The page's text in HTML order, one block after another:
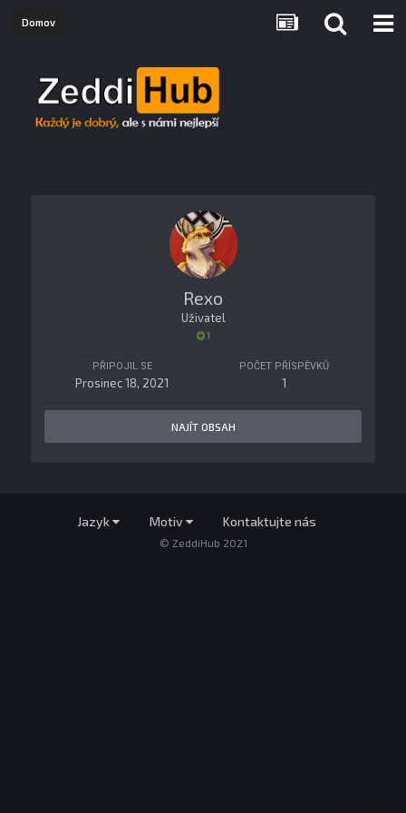
Domov
Rexo
Uživatel
1
PŘIPOJIL SE
Prosinec 18, 2021
POČET PŘÍSPĚVKŮ
1
NAJÍT OBSAH
Jazyk Motiv Kontaktujte nás
© ZeddiHub 2021